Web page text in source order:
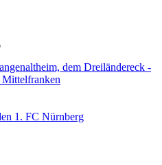
dem Dreiländereck -
Mittelfranken
1. FC Nürnberg